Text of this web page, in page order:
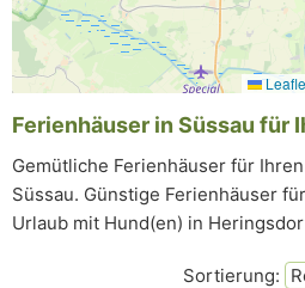
Ferienhäuser in Süssau für
Gemütliche Ferienhäuser für
Süssau. Günstige Ferienhäuser
Urlaub mit Hund(en) in
Sortierung: